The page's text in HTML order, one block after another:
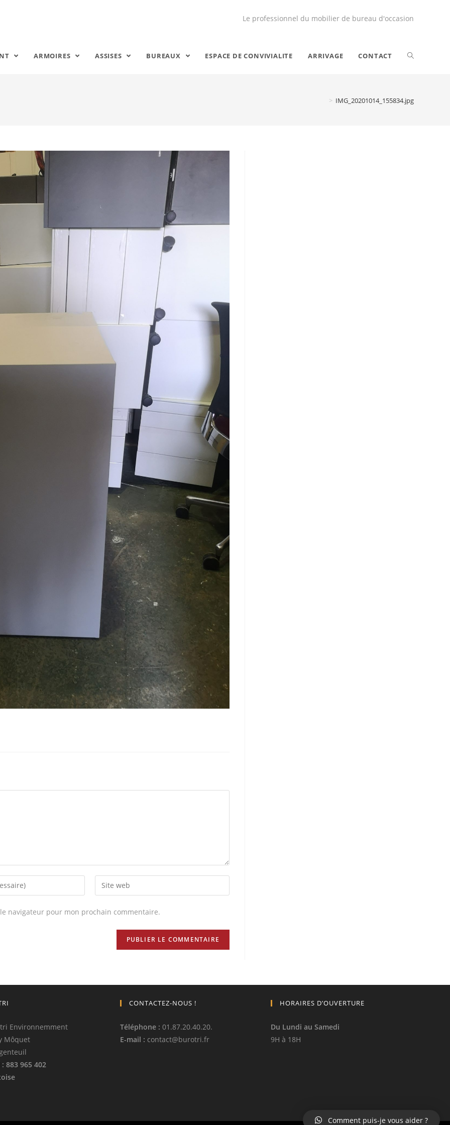
Le professionnel du mobilier de bureau d'occasion
ARMOIRES ASSISES BUREAUX ESPACE DE CONVIVIALITE ARRIVAGE CONTACT
> IMG_20201014_155834.jpg
navigateur pour mon prochain commentaire.
Environnemment
Môquet
: 883 965 402
CONTACTEZ-NOUS !
Téléphone : 01.87.20.40.20.
E-mail : contact@burotri.fr
HORAIRES D’OUVERTURE
Du Lundi au Samedi
9H à 18H
Comment puis-je vous aider ?